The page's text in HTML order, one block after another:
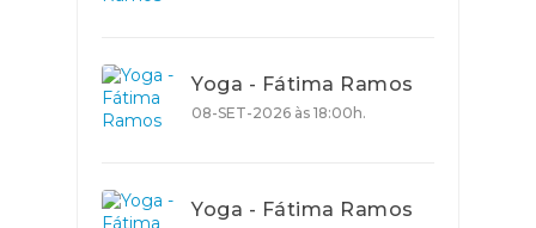
Yoga - Fátima Ramos
08-SET-2026 às 18:00h.
Yoga - Fátima Ramos